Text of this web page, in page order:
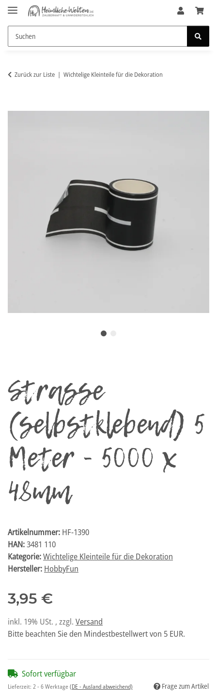
Zurück zur Liste Wichtelige Kleinteile für die Dekoration
Strasse
(selbstklebend) 5
Meter - 5000 x
48mm
Artikelnummer: HF-1390
HAN:3481 110
Kategorie:Wichtelige Kleinteile für die Dekoration
Hersteller: HobbyFun
3,95 €
inkl. 19% USt. , zzgl. Versand
Bitte beachten Sie den Mindestbestellwert von 5 EUR.
Sofort verfügbar
Lieferzeit: 2 - 6 Werktage(DE - Ausland abweichend) Frage zum Artikel